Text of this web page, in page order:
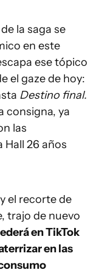
la saga se
en este
ese tópico
el gaze de hoy:
Destino final.
consigna, ya
las
Hall 26 años
el recorte de
trajo de nuevo
en TikTok
en las